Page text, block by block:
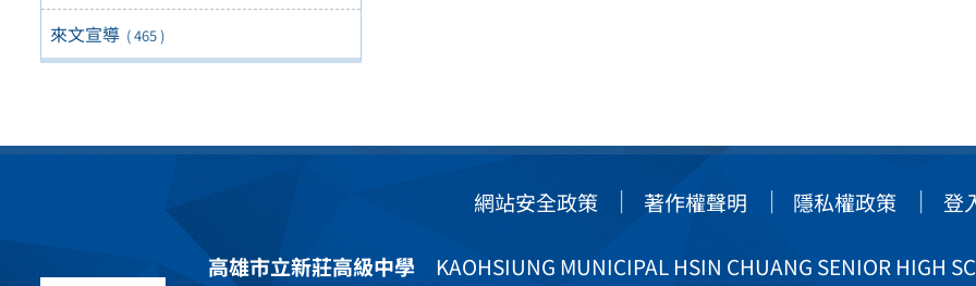
來文宣導 ( 465 )
網站安全政策 著作權聲明 隱私權政策 登
高雄市立新莊高級中學KAOHSIUNG MUNICIPAL HSIN CHUANG SENIOR HIGH